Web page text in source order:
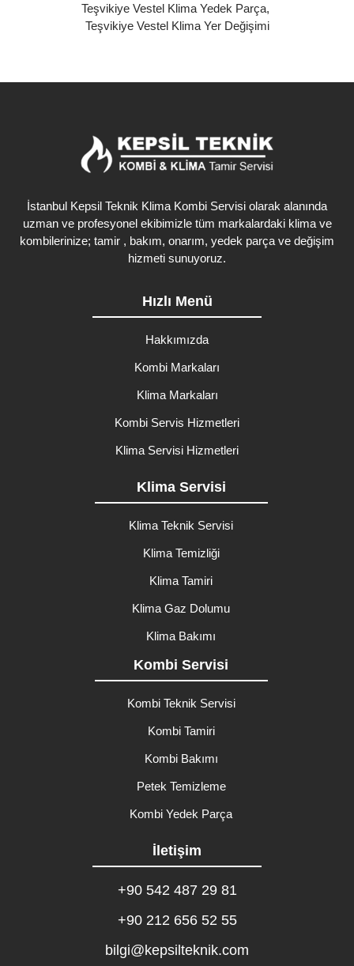
Teşvikiye Vestel Klima Yedek Parça,
Teşvikiye Vestel Klima Yer Değişimi
İstanbul Kepsil Teknik Klima Kombi Servisi olarak alanında
uzman ve profesyonel ekibimizle tüm markalardaki klima ve
kombilerinize; tamir , bakım, onarım, yedek parça ve değişim
hizmeti sunuyoruz.
Hızlı Menü
Hakkımızda
Kombi Markaları
Klima Markaları
Kombi Servis Hizmetleri
Klima Servisi Hizmetleri
Klima Servisi
Klima Teknik Servisi
Klima Temizliği
Klima Tamiri
Klima Gaz Dolumu
Klima Bakımı
Kombi Servisi
Kombi Teknik Servisi
Kombi Tamiri
Kombi Bakımı
Petek Temizleme
Kombi Yedek Parça
İletişim
+90 542 487 29 81
+90 212 656 52 55
bilgi@kepsilteknik.com